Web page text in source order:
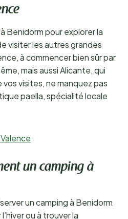
Benidorm pour explorer la
visiter les autres grandes
à commencer bien sûr par
mais aussi Alicante, qui
visites, ne manquez pas
paella, spécialité locale
un camping à
un camping à Benidorm
ou à trouver la